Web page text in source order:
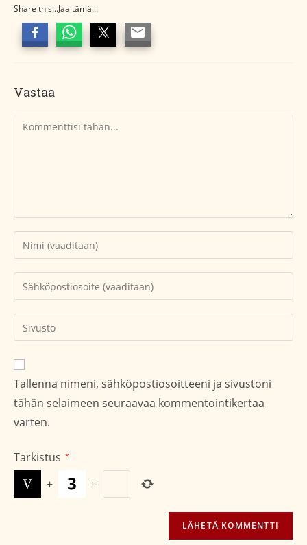
Share this...Jaa tämä...
Vastaa
Kommentti
Kirjoita
nimesi
tai
käyttäjätunnuksesi
Kirjoita
sähköpostiosoitteesi
kommentoidaksesi
Kirjoita
sivustosi
verkko-
osoite/URL
(valinnainen)
Tallenna nimeni, sähköpostiosoitteeni ja sivustoni
tähän selaimeen seuraavaa kommentointikertaa
varten.
Tarkistus *
+ =